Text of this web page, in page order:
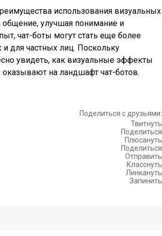
использования визуальных
общение, улучшая понимание и
чат-боты могут стать еще более
для частных лиц. Поскольку
увидеть, как визуальные эффекты
на ландшафт чат-ботов.
Поделиться с друзьями:
Твитнуть
Поделиться
Плюсануть
Поделиться
Отправить
Класснуть
Линкануть
Запинить